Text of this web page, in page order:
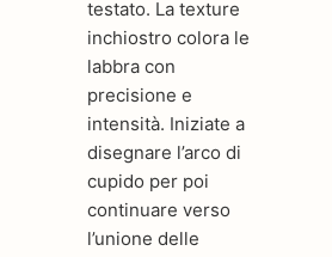
testato. La texture
inchiostro colora le
labbra con
precisione e
intensità. Iniziate a
disegnare l’arco di
cupido per poi
continuare verso
l’unione delle